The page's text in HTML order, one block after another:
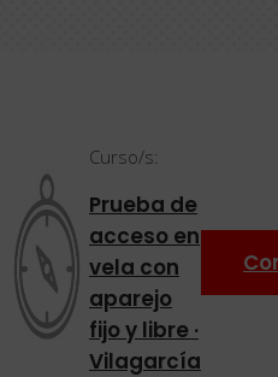
Curso/s:
Prueba de
acceso en
vela con
aparejo
fijo y libre ·
Vilagarcía